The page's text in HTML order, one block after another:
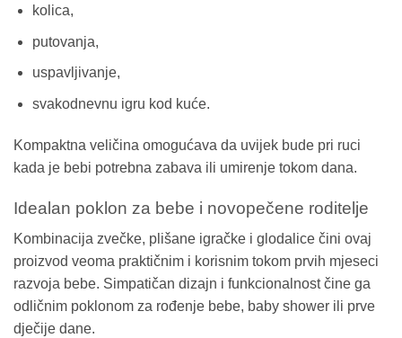
kolica,
putovanja,
uspavljivanje,
svakodnevnu igru kod kuće.
Kompaktna veličina omogućava da uvijek bude pri ruci
kada je bebi potrebna zabava ili umirenje tokom dana.
Idealan poklon za bebe i novopečene roditelje
Kombinacija zvečke, plišane igračke i glodalice čini ovaj
proizvod veoma praktičnim i korisnim tokom prvih mjeseci
razvoja bebe. Simpatičan dizajn i funkcionalnost čine ga
odličnim poklonom za rođenje bebe, baby shower ili prve
dječije dane.